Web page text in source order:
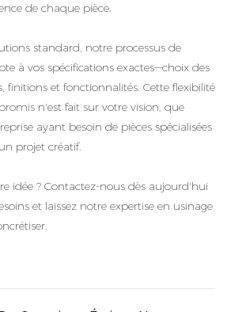
de chaque pièce.
standard, notre processus de
à vos spécifications exactes—choix des
finitions et fonctionnalités. Cette flexibilité
n'est fait sur votre vision, que
ayant besoin de pièces spécialisées
projet créatif.
idée ? Contactez-nous dès aujourd'hui
et laissez notre expertise en usinage